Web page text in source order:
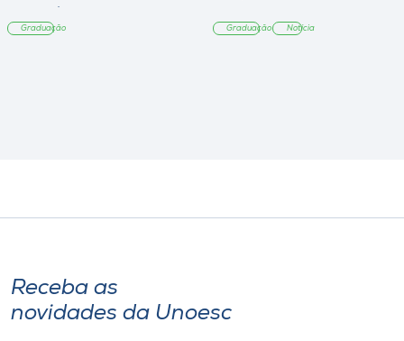
Graduação Graduação Notícia
Receba as
novidades da Unoesc